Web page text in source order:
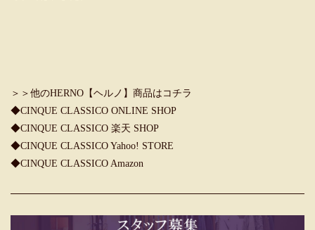
＞＞他のHERNO【ヘルノ】商品はコチラ
◆CINQUE CLASSICO ONLINE SHOP
◆CINQUE CLASSICO 楽天 SHOP
◆CINQUE CLASSICO Yahoo! STORE
◆CINQUE CLASSICO Amazon